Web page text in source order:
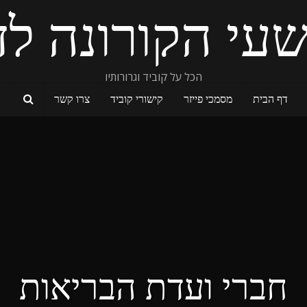
הקורונה
הכל על קוביד וגרורותיו
דף הבית מסמכי פייזר קישורי קוביד צרו קשר
חברי ועדת הבריאות